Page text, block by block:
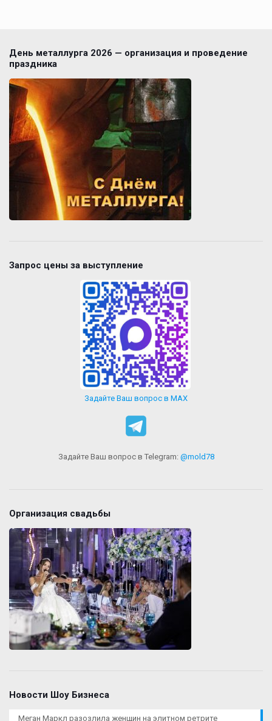
День металлурга 2026 — организация и проведение
праздника
Запрос цены за выступление
Задайте Ваш вопрос в MAX
Задайте Ваш вопрос в Telegram: @mold78
Организация свадьбы
Новости Шоу Бизнеса
Меган Маркл разозлила женщин на элитном ретрите